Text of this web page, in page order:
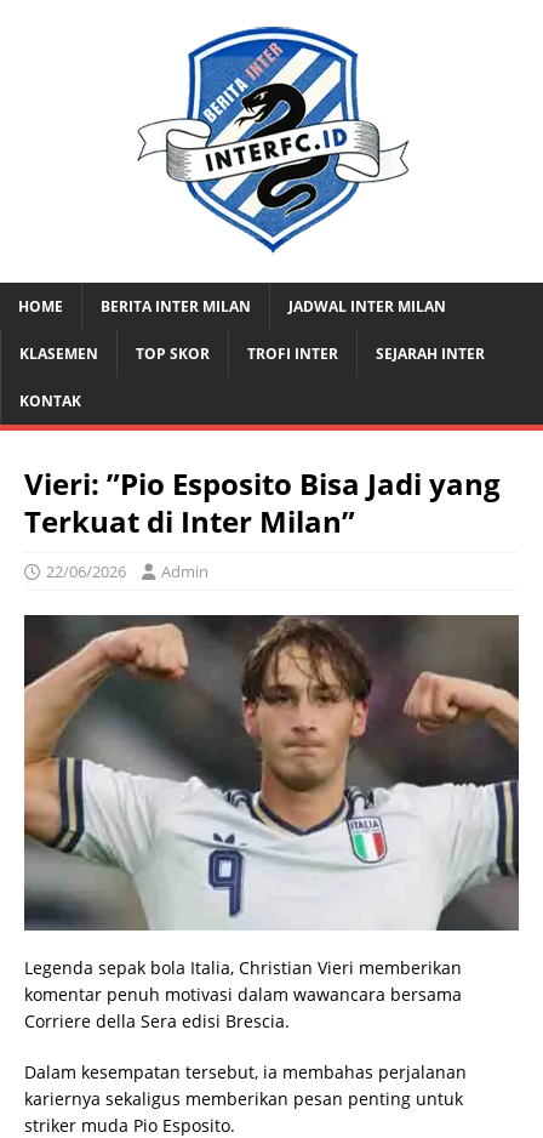
HOME BERITA INTER MILAN JADWAL INTER MILAN
KLASEMEN TOP SKOR TROFI INTER SEJARAH INTER
KONTAK
Vieri: ”Pio Esposito Bisa Jadi yang
Terkuat di Inter Milan”
22/06/2026 Admin
Legenda sepak bola Italia, Christian Vieri memberikan
komentar penuh motivasi dalam wawancara bersama
Corriere della Sera edisi Brescia.
Dalam kesempatan tersebut, ia membahas perjalanan
kariernya sekaligus memberikan pesan penting untuk
striker muda Pio Esposito.